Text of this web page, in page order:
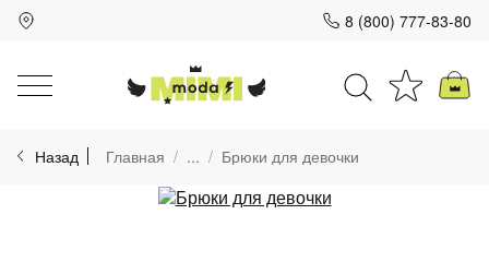
8 (800) 777-83-80
Назад Главная ... Брюки для девочки
Для клиентов всех банков
Разбейте
на части